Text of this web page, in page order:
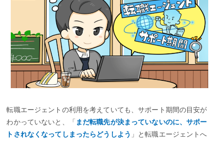
転職エージェントの利用を考えていても、サポート期間の目安が
わかっていないと、「 まだ転職先が決まっていないのに、サポー
トされなくなってしまったらどうしよう 」と転職エージェントへ